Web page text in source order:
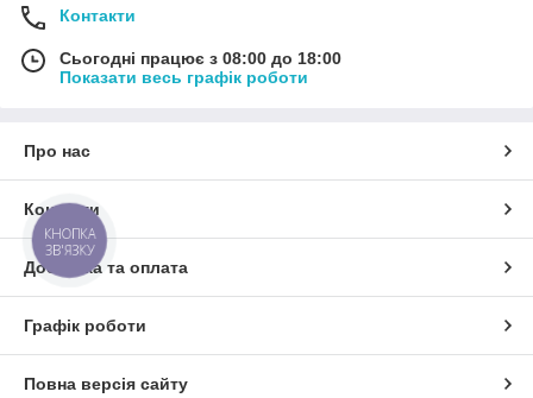
Контакти
Сьогодні працює з 08:00 до 18:00
Показати весь графік роботи
Про нас
Контакти
Доставка та оплата
Графік роботи
Повна версія сайту
КНОПКА
ЗВ'ЯЗКУ